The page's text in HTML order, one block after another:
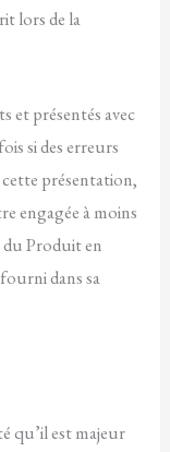
lors de la
et présentés avec
si des erreurs
présentation,
engagée à moins
du Produit en
dans sa
qu’il est majeur